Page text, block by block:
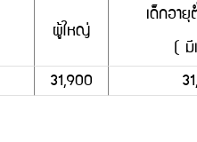
ผู้ใหญ่
เด็กอา
( มี
31,900